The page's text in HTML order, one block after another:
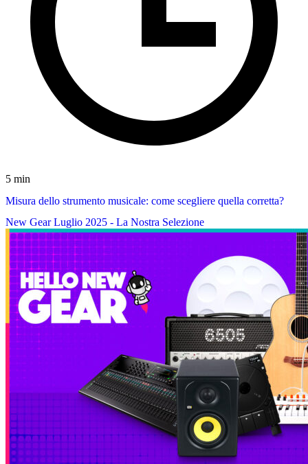
5 min
Misura dello strumento musicale: come scegliere quella corretta?
New Gear Luglio 2025 - La Nostra Selezione